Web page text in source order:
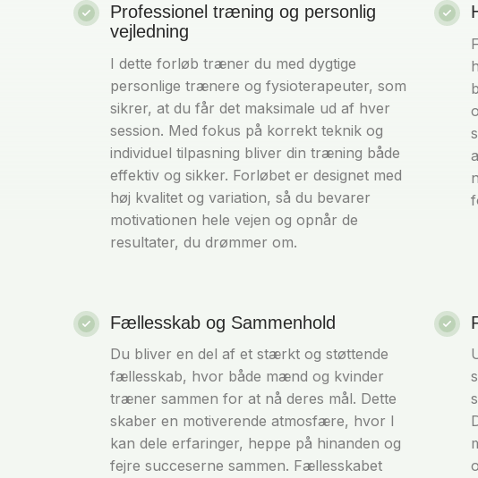
Professionel træning og personlig
vejledning
I dette forløb træner du med dygtige
personlige trænere og fysioterapeuter, som
sikrer, at du får det maksimale ud af hver
session. Med fokus på korrekt teknik og
individuel tilpasning bliver din træning både
effektiv og sikker. Forløbet er designet med
høj kvalitet og variation, så du bevarer
motivationen hele vejen og opnår de
resultater, du drømmer om.
Fællesskab og Sammenhold
Du bliver en del af et stærkt og støttende
fællesskab, hvor både mænd og kvinder
træner sammen for at nå deres mål. Dette
skaber en motiverende atmosfære, hvor I
kan dele erfaringer, heppe på hinanden og
fejre succeserne sammen. Fællesskabet